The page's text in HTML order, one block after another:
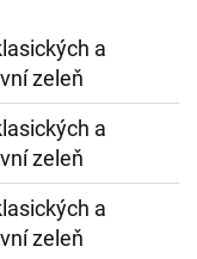
a
zeleň
a
zeleň
a
zeleň